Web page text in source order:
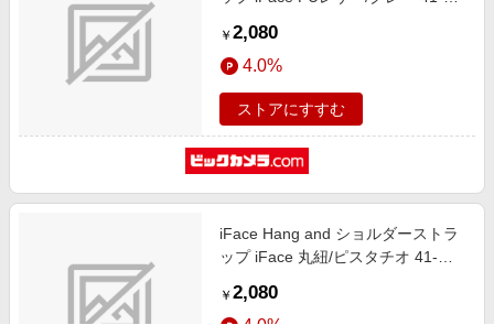
￥ 2,080
4.0%
ストアにすすむ
iFace Hang and ショルダーストラ
ップ iFace 丸紐/ピスタチオ 41-
￥ 2,080
4.0%